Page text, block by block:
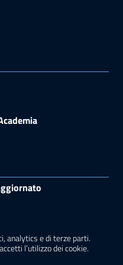
analytics e di terze parti.
l’utilizzo dei cookie.
| Contatti |